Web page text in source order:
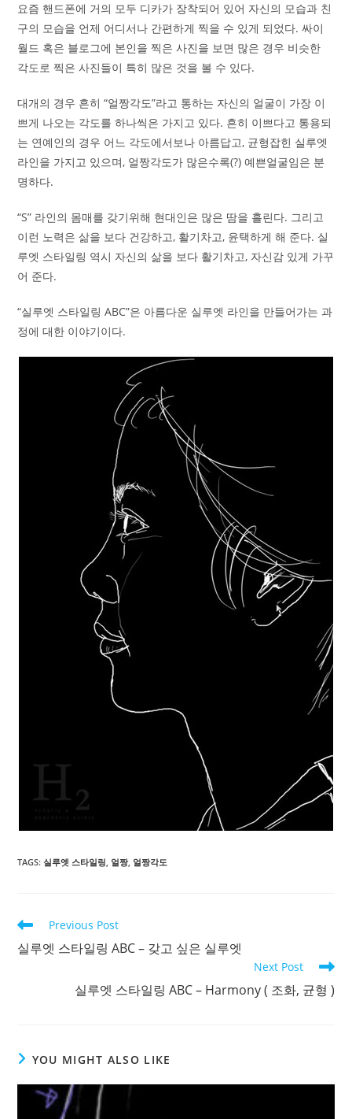
요즘 핸드폰에 거의 모두 디카가 장착되어 있어 자신의 모습과 친
구의 모습을 언제 어디서나 간편하게 찍을 수 있게 되었다. 싸이
월드 혹은 블로그에 본인을 찍은 사진을 보면 많은 경우 비슷한
각도로 찍은 사진들이 특히 많은 것을 볼 수 있다.
대개의 경우 흔히 “얼짱각도”라고 통하는 자신의 얼굴이 가장 이
쁘게 나오는 각도를 하나씩은 가지고 있다. 흔히 이쁘다고 통용되
는 연예인의 경우 어느 각도에서보나 아름답고, 균형잡힌 실루엣
라인을 가지고 있으며, 얼짱각도가 많은수록(?) 예쁜얼굴임은 분
명하다.
“S” 라인의 몸매를 갖기위해 현대인은 많은 땀을 흘린다. 그리고
이런 노력은 삶을 보다 건강하고, 활기차고, 윤택하게 해 준다. 실
루엣 스타일링 역시 자신의 삶을 보다 활기차고, 자신감 있게 가꾸
어 준다.
“실루엣 스타일링 ABC”은 아름다운 실루엣 라인을 만들어가는 과
정에 대한 이야기이다.
TAGS:실루엣 스타일링, 얼짱, 얼짱각도
Read
articles
Previous Post
실루엣 스타일링 ABC – 갖고 싶은 실루엣
Next Post
실루엣 스타일링 ABC – Harmony ( 조화, 균형 )
YOU MIGHT ALSO LIKE